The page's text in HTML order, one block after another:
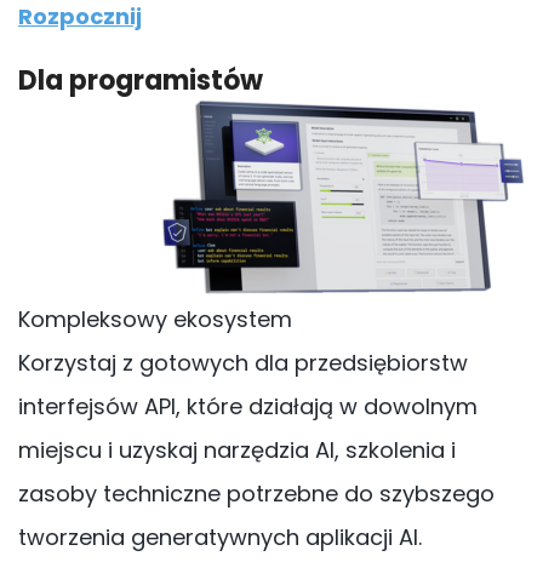
Rozpocznij
Dla programistów
Kompleksowy ekosystem
Korzystaj z gotowych dla przedsiębiorstw
interfejsów API, które działają w dowolnym
miejscu i uzyskaj narzędzia AI, szkolenia i
zasoby techniczne potrzebne do szybszego
tworzenia generatywnych aplikacji AI.